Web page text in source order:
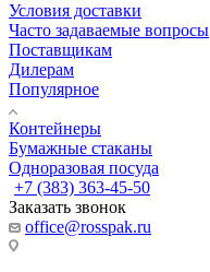
Условия доставки
Часто задаваемые вопросы
Поставщикам
Дилерам
Популярное
Контейнеры
Бумажные стаканы
Одноразовая посуда
+7 (383) 363-45-50
Заказать звонок
office@rosspak.ru